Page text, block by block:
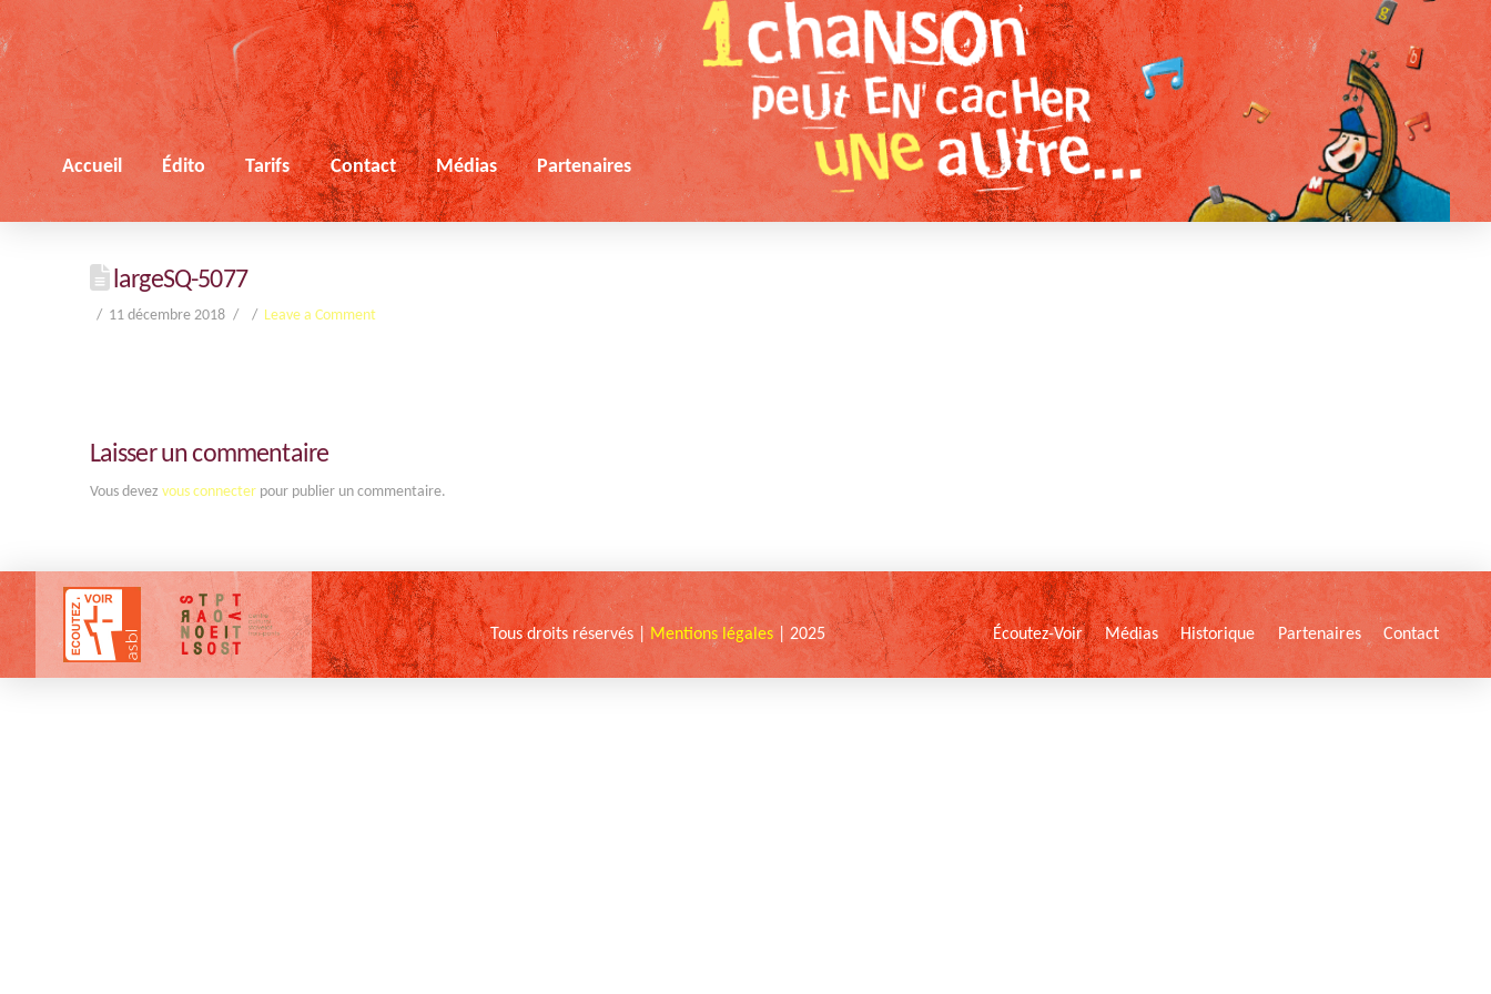
Accueil Édito Tarifs Contact Médias Partenaires
largeSQ-5077
11 décembre 2018 Leave a Comment
Laisser un commentaire
Vous devez vous connecterpour publier un commentaire.
Tous droits réservés | Mentions légales | 2025 Écoutez-Voir Médias Historique Partenaires Contact